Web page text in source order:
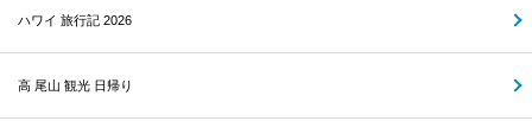
ハワイ 旅行記 2026
高 尾山 観光 日帰り